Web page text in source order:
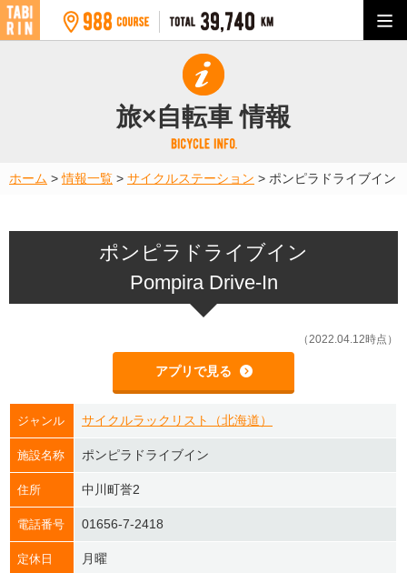
旅×自転車 情報
ホーム >情報一覧 > サイクルステーション > ポンピラドライブイン
ポンピラドライブイン
Pompira Drive-In
（2022.04.12時点）
アプリで見る
ジャンル サイクルラックリスト（北海道）
施設名称 ポンピラドライブイン
住所 中川町誉2
電話番号 01656-7-2418
定休日 月曜